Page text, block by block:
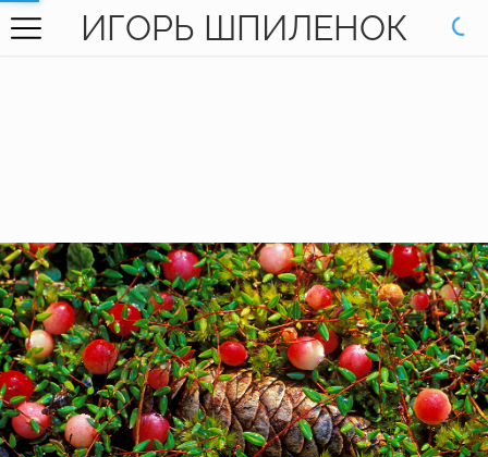
КОНТАКТЫ
EN SITE
ИГОРЬ ШПИЛЕНОК